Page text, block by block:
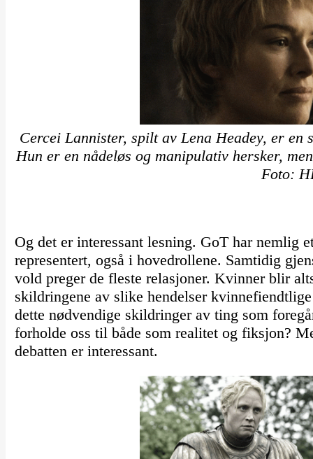
Cercei Lannister, spilt av Lena Headey, er
Hun er en nådeløs og manipulativ hersker,
Foto:
Og det er interessant lesning. GoT har nemlig
representert, også i hovedrollene. Samtidig
vold preger de fleste relasjoner. Kvinner blir
skildringene av slike hendelser
dette nødvendige skildringer av ting som
forholde oss til både som realitet og fiksjon?
debatten er interessant.